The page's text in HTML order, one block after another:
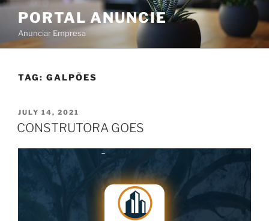
PORTAL ANUNCIE
Anunciar Empresa
TAG: GALPÕES
JULY 14, 2021
CONSTRUTORA GOES